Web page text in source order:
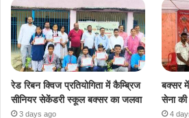
रेड रिबन क्विज प्रतियोगिता में कैम्ब्रिज
सीनियर सेकेंडरी स्कूल बक्सर का जलवा
3 days ago
बक्सर में
सेना
4